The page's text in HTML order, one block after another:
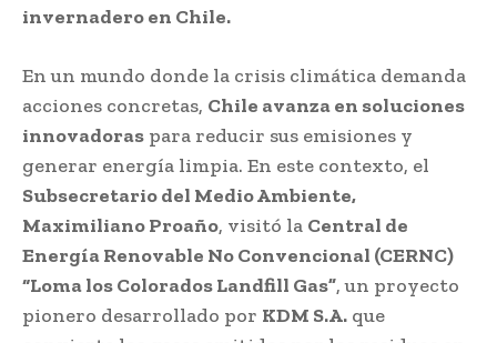
invernadero en Chile.
En un mundo donde la crisis climática demanda
acciones concretas, Chile avanza en soluciones
innovadoras para reducir sus emisiones y
generar energía limpia. En este contexto, el
Subsecretario del Medio Ambiente,
Maximiliano Proaño, visitó la Central de
Energía Renovable No Convencional (CERNC)
“Loma los Colorados Landfill Gas”, un proyecto
pionero desarrollado por KDM S.A. que